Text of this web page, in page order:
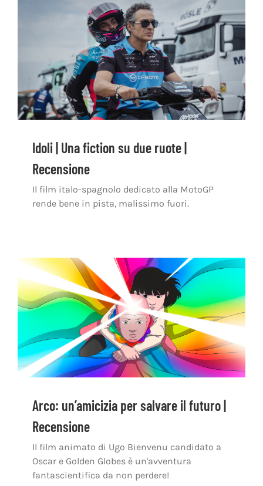
Idoli | Una fiction su due ruote |
Recensione
Il film italo-spagnolo dedicato alla MotoGP
rende bene in pista, malissimo fuori.
Arco: un’amicizia per salvare il futuro |
Recensione
Il film animato di Ugo Bienvenu candidato a
Oscar e Golden Globes è un'avventura
fantascientifica da non perdere!